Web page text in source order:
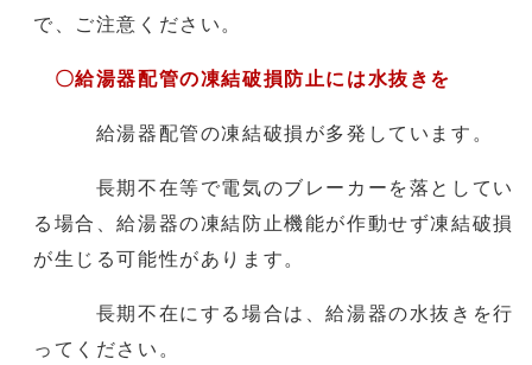
で、ご注意ください。
〇給湯器配管の凍結破損防止には水抜きを
給湯器配管の凍結破損が多発しています。
長期不在等で電気のブレーカーを落としてい
る場合、給湯器の凍結防止機能が作動せず凍結破損
が生じる可能性があります。
長期不在にする場合は、給湯器の水抜きを行
ってください。